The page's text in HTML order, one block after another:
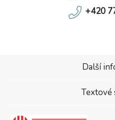
+420
Další
Textové